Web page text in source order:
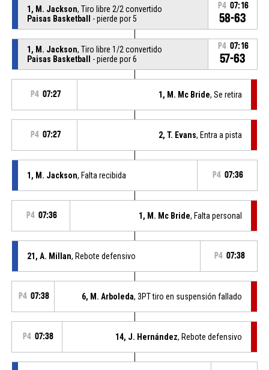
1, M. Jackson, Tiro libre 2/2 convertido
Paisas Basketball
- pierde por 5
P4 07:16
58-63
1, M. Jackson, Tiro libre 1/2 convertido
Paisas Basketball
- pierde por 6
P4 07:16
57-63
P4 07:27 1, M. Mc Bride, Se retira
P4 07:27 2, T. Evans, Entra a pista
1, M. Jackson, Falta recibida P4 07:36
P4 07:36 1, M. Mc Bride, Falta personal
21, A. Millan, Rebote defensivo P4 07:38
P4 07:38 6, M. Arboleda, 3PT tiro en suspensión fallado
P4 07:38 14, J. Hernández, Rebote defensivo